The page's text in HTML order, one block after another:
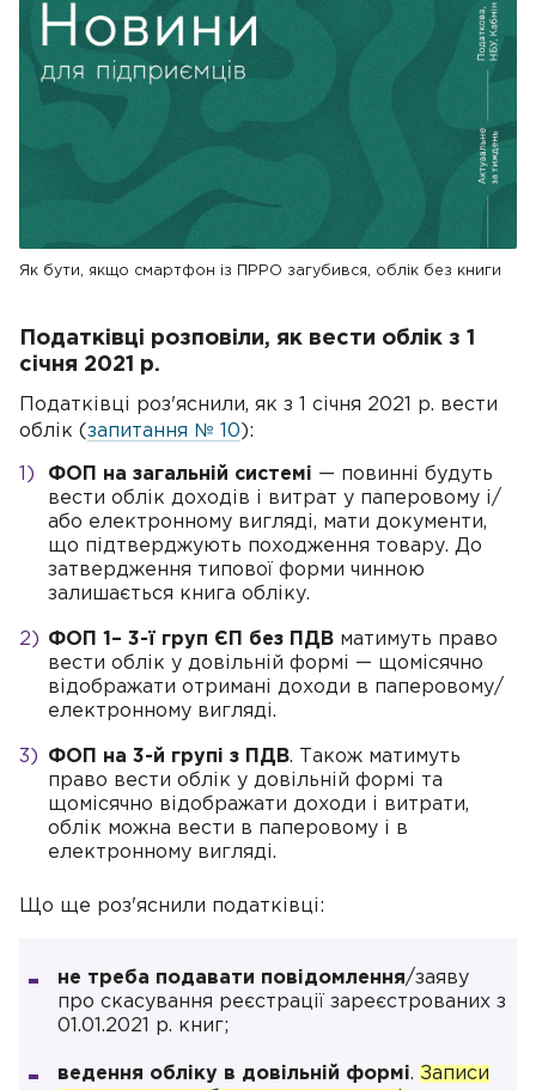
Як бути, якщо смартфон із ПРРО загубився, облік без книги
Податківці розповіли, як вести облік з 1
січня 2021 р.
Податківці роз'яснили, як з 1 січня 2021 р. вести
облік ( запитання № 10 ):
ФОП на загальній системі — повинні будуть
вести облік доходів і витрат у паперовому і/
або електронному вигляді, мати документи,
що підтверджують походження товару. До
затвердження типової форми чинною
залишається книга обліку.
ФОП 1– 3-ї груп ЄП без ПДВ матимуть право
вести облік у довільній формі — щомісячно
відображати отримані доходи в паперовому/
електронному вигляді.
ФОП на 3-й групі з ПДВ. Також матимуть
право вести облік у довільній формі та
щомісячно відображати доходи і витрати,
облік можна вести в паперовому і в
електронному вигляді.
Що ще роз'яснили податківці:
не треба подавати повідомлення/заяву
про скасування реєстрації зареєстрованих з
01.01.2021 р. книг;
ведення обліку в довільній формі. Записи